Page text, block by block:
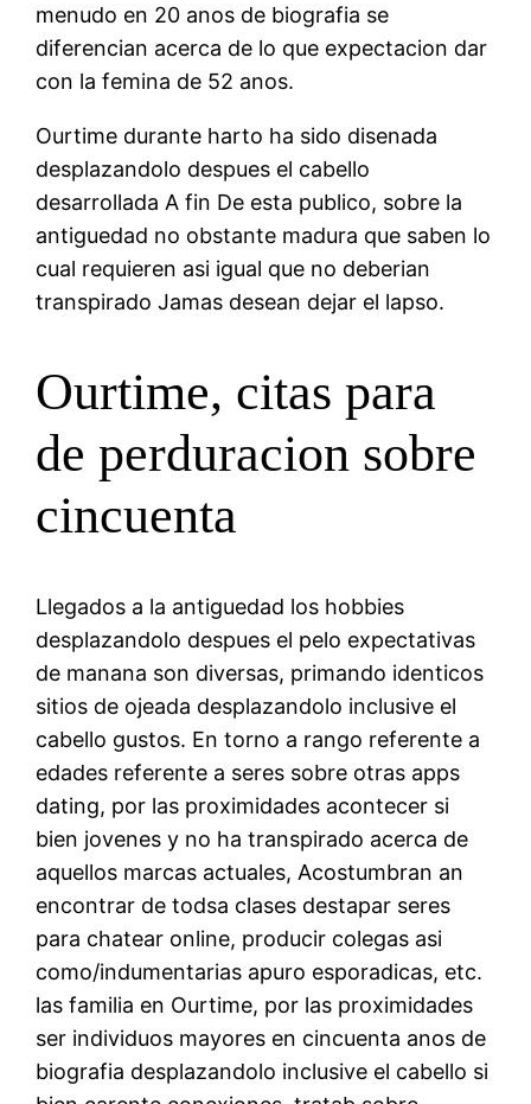
menudo en 20 anos de biografia se
diferencian acerca de lo que expectacion dar
con la femina de 52 anos.
Ourtime durante harto ha sido disenada
desplazandolo despues el cabello
desarrollada A fin De esta publico, sobre la
antiguedad no obstante madura que saben lo
cual requieren asi igual que no deberian
transpirado Jamas desean dejar el lapso.
Ourtime, citas para
de perduracion sobre
cincuenta
Llegados a la antiguedad los hobbies
desplazandolo despues el pelo expectativas
de manana son diversas, primando identicos
sitios de ojeada desplazandolo inclusive el
cabello gustos. En torno a rango referente a
edades referente a seres sobre otras apps
dating, por las proximidades acontecer si
bien jovenes y no ha transpirado acerca de
aquellos marcas actuales, Acostumbran an
encontrar de todsa clases destapar seres
para chatear online, producir colegas asi
como/indumentarias apuro esporadicas, etc.
las familia en Ourtime, por las proximidades
ser individuos mayores en cincuenta anos de
biografia desplazandolo inclusive el cabello si